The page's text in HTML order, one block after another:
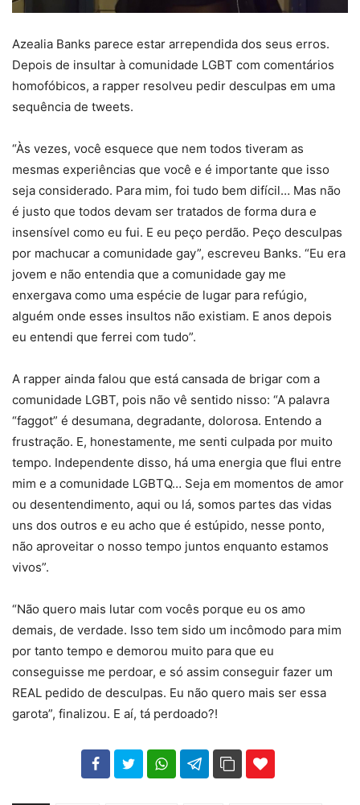
Azealia Banks parece estar arrependida dos seus erros.
Depois de insultar à comunidade LGBT com comentários
homofóbicos, a rapper resolveu pedir desculpas em uma
sequência de tweets.
“Às vezes, você esquece que nem todos tiveram as
mesmas experiências que você e é importante que isso
seja considerado. Para mim, foi tudo bem difícil… Mas não
é justo que todos devam ser tratados de forma dura e
insensível como eu fui. E eu peço perdão. Peço desculpas
por machucar a comunidade gay”, escreveu Banks. “Eu era
jovem e não entendia que a comunidade gay me
enxergava como uma espécie de lugar para refúgio,
alguém onde esses insultos não existiam. E anos depois
eu entendi que ferrei com tudo”.
A rapper ainda falou que está cansada de brigar com a
comunidade LGBT, pois não vê sentido nisso: “A palavra
“faggot” é desumana, degradante, dolorosa. Entendo a
frustração. E, honestamente, me senti culpada por muito
tempo. Independente disso, há uma energia que flui entre
mim e a comunidade LGBTQ… Seja em momentos de amor
ou desentendimento, aqui ou lá, somos partes das vidas
uns dos outros e eu acho que é estúpido, nesse ponto,
não aproveitar o nosso tempo juntos enquanto estamos
vivos”.
“Não quero mais lutar com vocês porque eu os amo
demais, de verdade. Isso tem sido um incômodo para mim
por tanto tempo e demorou muito para que eu
conseguisse me perdoar, e só assim conseguir fazer um
REAL pedido de desculpas. Eu não quero mais ser essa
garota”, finalizou. E aí, tá perdoado?!
102 35